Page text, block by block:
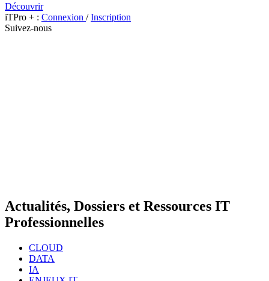
Découvrir
iTPro + : Connexion /Inscription
Suivez-nous
Actualités, Dossiers et Ressources IT
Professionnelles
CLOUD
DATA
IA